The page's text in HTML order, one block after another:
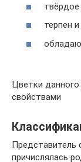
терпен
Цветки
свойствами
Представитель
причислялась